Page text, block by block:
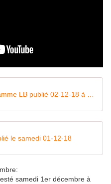
le samedi 01-12-18
samedi 1er décembre à